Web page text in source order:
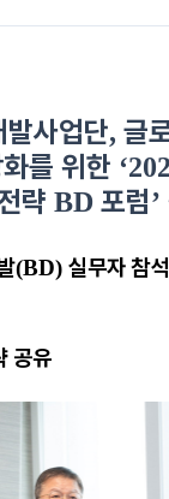
사업단, 글
를 위한
략 BD 포럼’
(BD) 실무자 참석
공유